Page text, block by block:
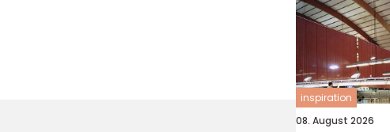
inspiration
08. August 2026